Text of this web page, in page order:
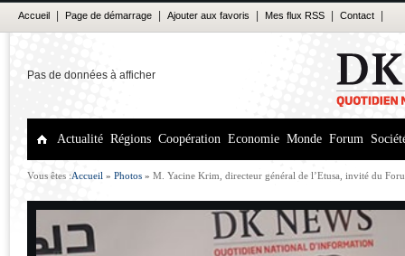
Accueil Page de démarrage Ajouter aux favoris Mes flux RSS Contact
Pas de données à afficher
Actualité Régions Coopération Economie Monde Forum
Vous êtes :Accueil » Photos » M. Yacine Krim, directeur général de l’Etusa, invité du